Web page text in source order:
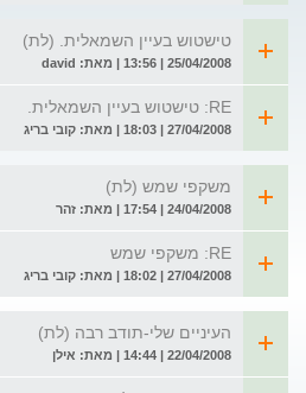
טישטוש בעיין השמאלית. (לת)
25/04/2008 | 13:56 | מאת: david
RE: טישטוש בעיין השמאלית.
27/04/2008 | 18:03 | מאת: קובי בריג
משקפי שמש (לת)
24/04/2008 | 17:54 | מאת: זהר
RE: משקפי שמש
27/04/2008 | 18:02 | מאת: קובי בריג
העיניים שלי-תודב רבה (לת)
22/04/2008 | 14:44 | מאת: אילן